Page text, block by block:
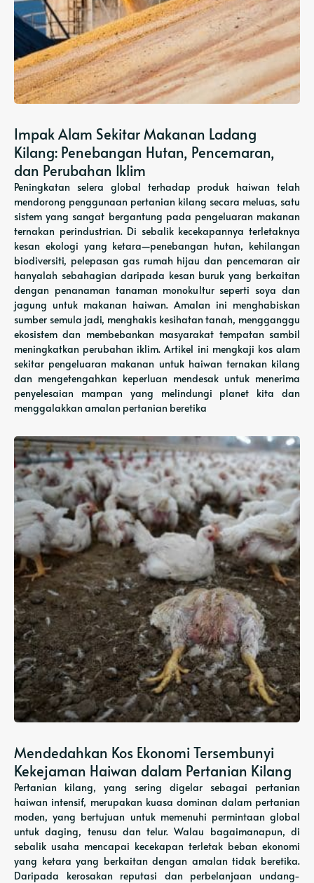
Impak Alam Sekitar Makanan Ladang
Kilang: Penebangan Hutan, Pencemaran,
dan Perubahan Iklim
Peningkatan selera global terhadap produk haiwan telah
mendorong penggunaan pertanian kilang secara meluas, satu
sistem yang sangat bergantung pada pengeluaran makanan
ternakan perindustrian. Di sebalik kecekapannya terletaknya
kesan ekologi yang ketara—penebangan hutan, kehilangan
biodiversiti, pelepasan gas rumah hijau dan pencemaran air
hanyalah sebahagian daripada kesan buruk yang berkaitan
dengan penanaman tanaman monokultur seperti soya dan
jagung untuk makanan haiwan. Amalan ini menghabiskan
sumber semula jadi, menghakis kesihatan tanah, mengganggu
ekosistem dan membebankan masyarakat tempatan sambil
meningkatkan perubahan iklim. Artikel ini mengkaji kos alam
sekitar pengeluaran makanan untuk haiwan ternakan kilang
dan mengetengahkan keperluan mendesak untuk menerima
penyelesaian mampan yang melindungi planet kita dan
menggalakkan amalan pertanian beretika
Mendedahkan Kos Ekonomi Tersembunyi
Kekejaman Haiwan dalam Pertanian Kilang
Pertanian kilang, yang sering digelar sebagai pertanian
haiwan intensif, merupakan kuasa dominan dalam pertanian
moden, yang bertujuan untuk memenuhi permintaan global
untuk daging, tenusu dan telur. Walau bagaimanapun, di
sebalik usaha mencapai kecekapan terletak beban ekonomi
yang ketara yang berkaitan dengan amalan tidak beretika.
Daripada kerosakan reputasi dan perbelanjaan undang-